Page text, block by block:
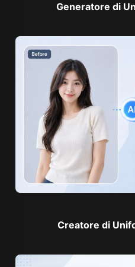
Generatore di
Creatore di